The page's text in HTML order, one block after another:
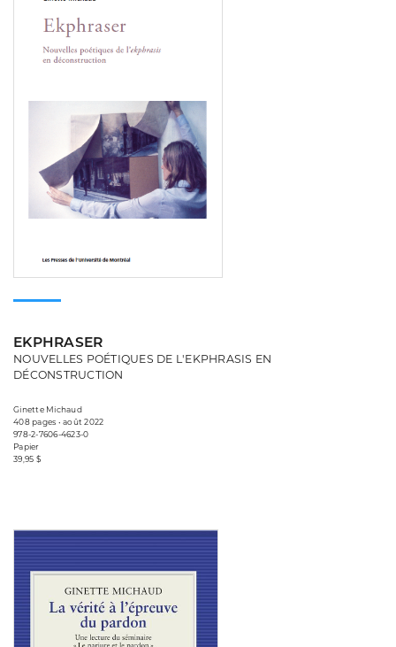
EKPHRASER
NOUVELLES POÉTIQUES DE L'EKPHRASIS EN
DÉCONSTRUCTION
Ginette Michaud
408 pages • août 2022
978-2-7606-4623-0
Papier
39,95 $